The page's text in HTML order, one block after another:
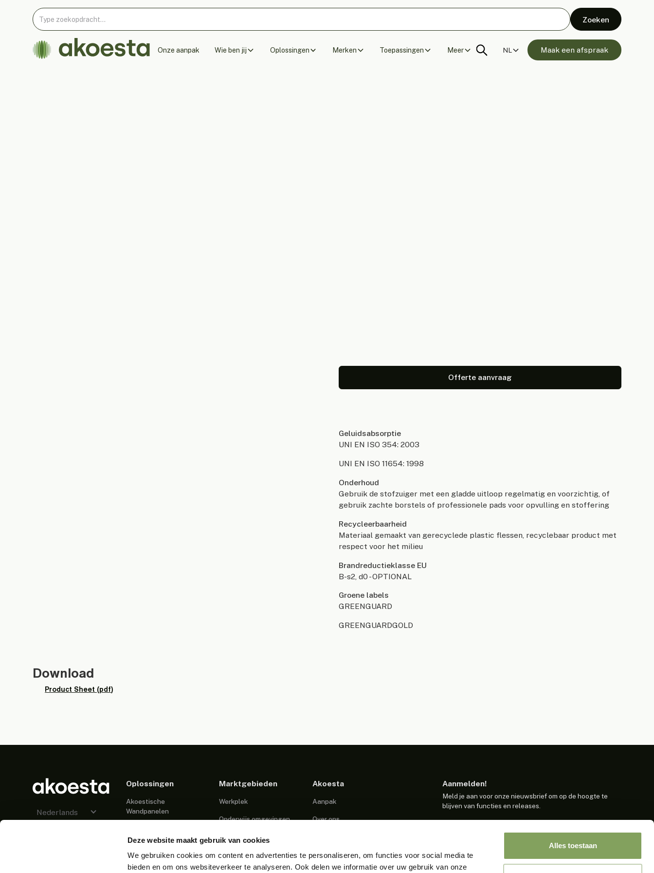
Deze website maakt gebruik van cookies
We gebruiken cookies om content en advertenties te personaliseren, om functies voor social media te
bieden en om ons websiteverkeer te analyseren. Ook delen we informatie over uw gebruik van onze
Alles toestaan
Onze aanpak Wie ben jij Oplossingen Merken Toepassingen Meer NL Maak een afspraak
Download
Product Sheet (pdf)
Offerte aanvraag
Geluidsabsorptie
UNI EN ISO 354: 2003
UNI EN ISO 11654: 1998
Onderhoud
Gebruik de stofzuiger met een gladde uitloop regelmatig en voorzichtig, of
gebruik zachte borstels of professionele pads voor opvulling en stoffering
Recycleerbaarheid
Materiaal gemaakt van gerecyclede plastic flessen, recyclebaar product met
respect voor het milieu
Brandreductieklasse EU
B-s2, d0 - OPTIONAL
Groene labels
GREENGUARD
GREENGUARDGOLD
Nederlands
Oplossingen
Akoestische
Wandpanelen
Plafondpanelen
Akoestisch
Bureaupaneel
Marktgebieden
Werkplek
Onderwijs omgevingen
Sporthal en Gymzaal
Zorg
Podcast Studio
Akoesta
Aanpak
Over ons
Projecten
Contact
Aanmelden!
Meld je aan voor onze nieuwsbrief om op de hoogte te
blijven van functies en releases.
Aanmelden
Door op aanmelden te klikken bevestig je dat je akkoord
gaat met onze voorwaarden.